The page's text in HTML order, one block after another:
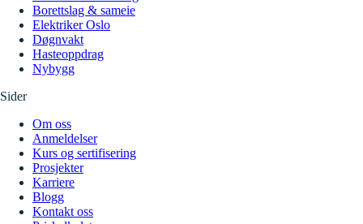
Borettslag & sameie
Elektriker Oslo
Døgnvakt
Hasteoppdrag
Nybygg
Sider
Om oss
Anmeldelser
Kurs og sertifisering
Prosjekter
Karriere
Blogg
Kontakt oss